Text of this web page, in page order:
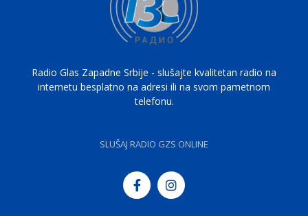
Radio Glas Zapadne Srbije - slušajte kvalitetan radio na
internetu besplatno na adresi ili na svom pametnom
telefonu.
SLUŠAJ RADIO GZS ONLINE